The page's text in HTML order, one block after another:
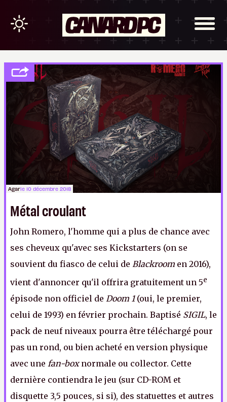
Agarle 10 décembre 2018
Métal croulant
John Romero, l'homme qui a plus de chance avec
ses cheveux qu'avec ses Kickstarters (on se
souvient du fiasco de celui de Blackroom en 2016),
vient d'annoncer qu'il offrira gratuitement un 5e
épisode non officiel de Doom 1(oui, le premier,
celui de 1993) en février prochain. Baptisé SIGIL, le
pack de neuf niveaux pourra être téléchargé pour
pas un rond, ou bien acheté en version physique
avec une fan-boxnormale ou collector. Cette
dernière contiendra le jeu (sur CD-ROM et
disquette 3,5 pouces, si si), des statuettes et autres